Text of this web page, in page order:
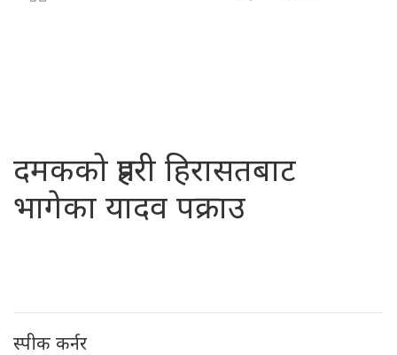
दमकको प्रहरी हिरासतबाट
भागेका यादव पक्राउ
स्पीक कर्नर